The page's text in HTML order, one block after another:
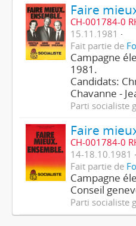
CH-001784-0
15.11.1981
Fait partie de
Campagne
1981.
Candidats:
Chavanne -
Parti socialiste
Faire
CH-001784-0
14-18.10.1981
Fait partie de
Campagne
Conseil
Parti socialiste